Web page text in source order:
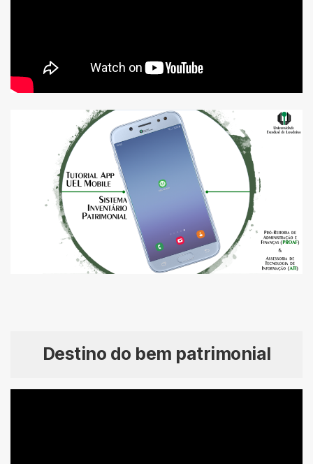
Destino do bem patrimonial